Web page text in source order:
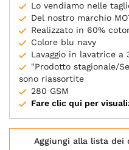
Lo vendiamo nelle
Del nostro marchio
Realizzato in 60%
Colore blu navy
Lavaggio in lavatrice a
"Prodotto stagionale/
sono riassortite
280 GSM
Fare clic qui per
Aggiungi alla lista dei